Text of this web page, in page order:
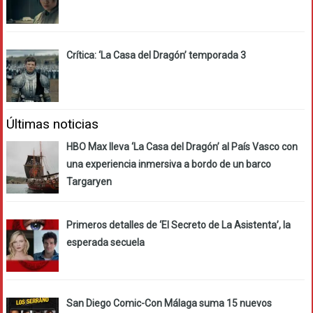
Crítica: ‘La Casa del Dragón’ temporada 3
Últimas noticias
HBO Max lleva ‘La Casa del Dragón’ al País Vasco con
una experiencia inmersiva a bordo de un barco
Targaryen
Primeros detalles de ‘El Secreto de La Asistenta’, la
esperada secuela
San Diego Comic-Con Málaga suma 15 nuevos